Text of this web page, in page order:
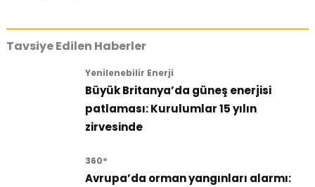
Tavsiye Edilen Haberler
Yenilenebilir Enerji
Büyük Britanya’da güneş enerjisi
patlaması: Kurulumlar 15 yılın
zirvesinde
360°
Avrupa’da orman yangınları alarmı: